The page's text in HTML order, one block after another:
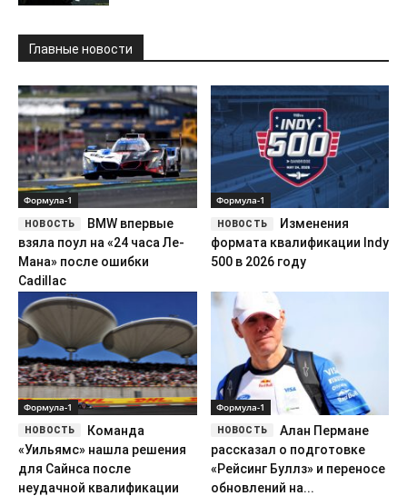
Главные новости
Формула-1
BMW впервые
взяла поул на «24 часа Ле-
Мана» после ошибки
Cadillac
Формула-1
Изменения
формата квалификации Indy
500 в 2026 году
Формула-1
Команда
«Уильямс» нашла решения
для Сайнса после
неудачной квалификации
Формула-1
Алан Пермане
рассказал о подготовке
«Рейсинг Буллз» и переносе
обновлений на...